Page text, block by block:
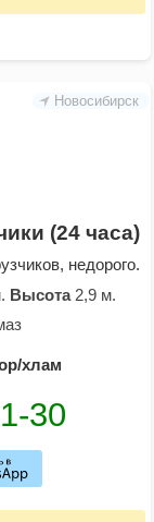
Новосибирск
(24 часа)
недорого.
Высота2,9 м.
хлам